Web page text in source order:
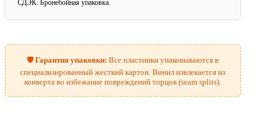
СДЭК. Бронебойная упаковка.
🛡️Гарантия упаковки: Все пластинки упаковываются в
специализированный жесткий картон. Винил извлекается из
конверта во избежание повреждений торцов (seam splits).